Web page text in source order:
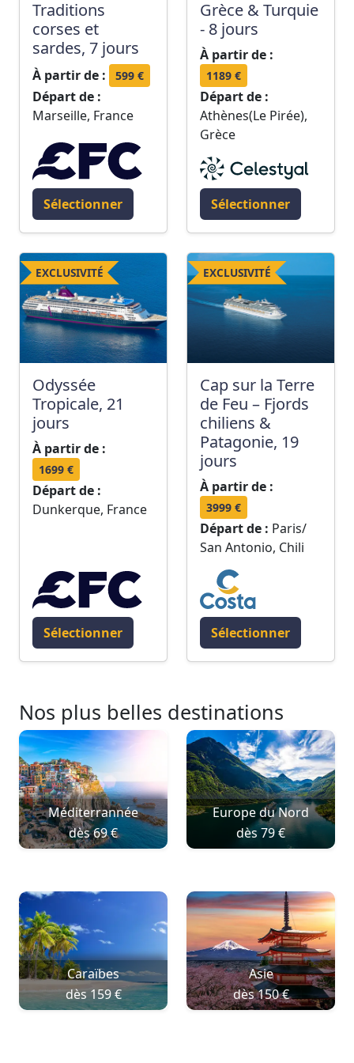
Traditions
corses et
sardes, 7 jours
À partir de : 599 €
Départ de :
Marseille, France
Sélectionner
Grèce & Turquie
- 8 jours
À partir de :
1189 €
Départ de :
Athènes(Le Pirée),
Grèce
Sélectionner
EXCLUSIVITÉ
Odyssée
Tropicale, 21
jours
À partir de :
1699 €
Départ de :
Dunkerque, France
Sélectionner
EXCLUSIVITÉ
Cap sur la Terre
de Feu – Fjords
chiliens &
Patagonie, 19
jours
À partir de :
3999 €
Départ de : Paris/
San Antonio, Chili
Sélectionner
Nos plus belles destinations
Méditerrannée
dès 69 €
Europe du Nord
dès 79 €
Caraïbes
dès 159 €
Asie
dès 150 €